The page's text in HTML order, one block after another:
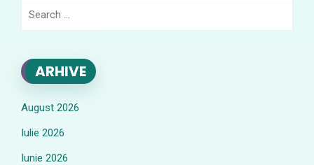
ARHIVE
August 2026
Iulie 2026
Iunie 2026